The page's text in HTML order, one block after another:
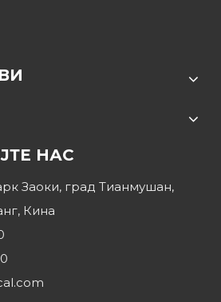
НАС
Заоки, град Тианмушан,
Кина